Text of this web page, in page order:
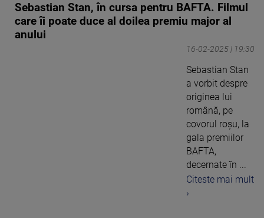
Sebastian Stan, în cursa pentru BAFTA. Filmul
care îi poate duce al doilea premiu major al
anului
16-02-2025 | 19:30
Sebastian Stan
a vorbit despre
originea lui
română, pe
covorul roșu, la
gala premiilor
BAFTA,
decernate în ...
Citeste mai mult
›